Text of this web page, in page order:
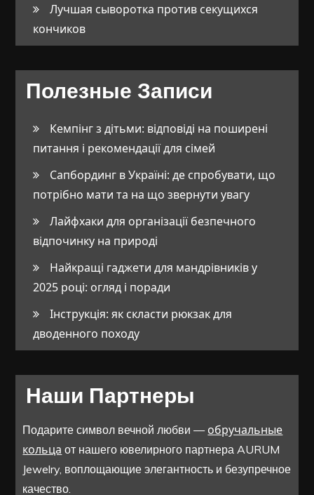
Лучшая сыворотка против секущихся
кончиков
Полезные Записи
Кемпінг з дітьми: відповіді на поширені
питання і рекомендації для сімей
Сапбординг в Україні: де спробувати, що
потрібно мати та на що звернути увагу
Лайфхаки для організації безпечного
відпочинку на природі
Найкращі гаджети для мандрівників у
2025 році: огляд і поради
Інструкція: як скласти рюкзак для
дводенного походу
Наши Партнеры
Подарите символ вечной любви — обручальные
кольца от нашего ювелирного партнера AURUM
Jewelry, воплощающие элегантность и безупречное
качество.